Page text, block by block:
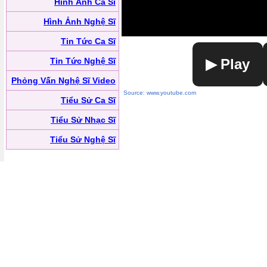
Hình Ảnh Nghệ Sĩ
Tin Tức Ca Sĩ
Tin Tức Nghệ Sĩ
Phỏng Vấn Nghệ Sĩ Video
Tiểu Sử Ca Sĩ
Tiểu Sử Nhạc Sĩ
Tiểu Sử Nghệ Sĩ
▶ Play
Source: www.youtube.com